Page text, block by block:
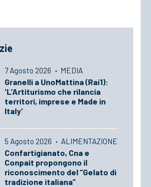
7 Agosto 2026 · MEDIA
Granelli a UnoMattina (Rai1):
'L'Artiturismo che rilancia
territori, imprese e Made in
Italy'
5 Agosto 2026 · ALIMENTAZIONE
Confartigianato, Cna e
Conpait propongono il
riconoscimento del “Gelato di
tradizione italiana”